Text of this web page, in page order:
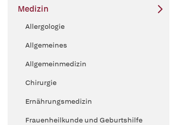
Medizin
Allergologie
Allgemeines
Allgemeinmedizin
Chirurgie
Ernährungsmedizin
Frauenheilkunde und Geburtshilfe